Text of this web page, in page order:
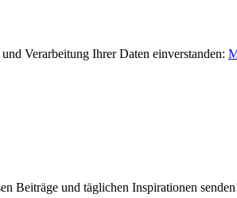
Verarbeitung Ihrer Daten einverstanden:
Beiträge und täglichen Inspirationen